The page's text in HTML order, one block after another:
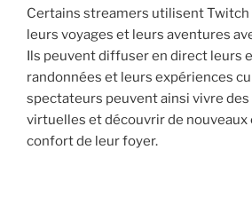
Certains streamers utilisent
leurs voyages et leurs aventures
Ils peuvent diffuser en direct leurs
randonnées et leurs expériences
spectateurs peuvent ainsi vivre
virtuelles et découvrir de nouveaux
confort de leur foyer.